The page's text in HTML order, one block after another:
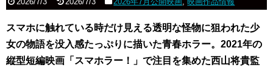
スマホに触れている時だけ見える透明な怪物に狙われた少
女の物語を没入感たっぷりに描いた青春ホラー。2021年の
縦型短編映画「スマホラー！」で注目を集めた西山将貴監